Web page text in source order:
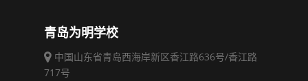
青岛为明学校
中国山东省青岛西海岸新区香江路636号/香江路
717号